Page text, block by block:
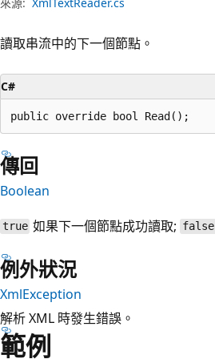
讀取串流中的下一個節點。
C#
public override bool Read();
傳回
Boolean
true 如果下一個節點成功讀取; false
例外狀況
XmlException
解析 XML 時發生錯誤。
範例